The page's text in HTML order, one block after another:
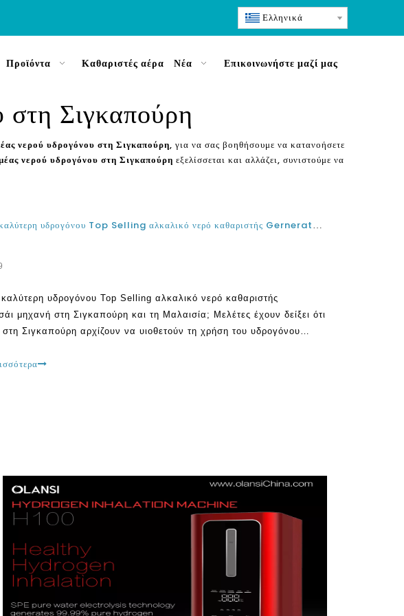
Ελληνικά
Προϊόντα Καθαριστές αέρα Νέα Επικοινωνήστε μαζί μας
στη Σιγκαπούρη
νερού υδρογόνου στη Σιγκαπούρη, για να σας βοηθήσουμε να κατανοήσετε
νερού υδρογόνου στη Σιγκαπούρη εξελίσσεται και αλλάζει, συνιστούμε να
Ποια είναι η καλύτερη υδρογόνου Top Selling αλκαλικό νερό καθαριστής Gernerator τσάι μηχανή στη Σιγκαπούρη και τη Μαλαισία;
καλύτερη υδρογόνου Top Selling αλκαλικό νερό καθαριστής
μηχανή στη Σιγκαπούρη και τη Μαλαισία; Μελέτες έχουν δείξει ότι
Σιγκαπούρη αρχίζουν να υιοθετούν τη χρήση του υδρογόνου
γιατί n